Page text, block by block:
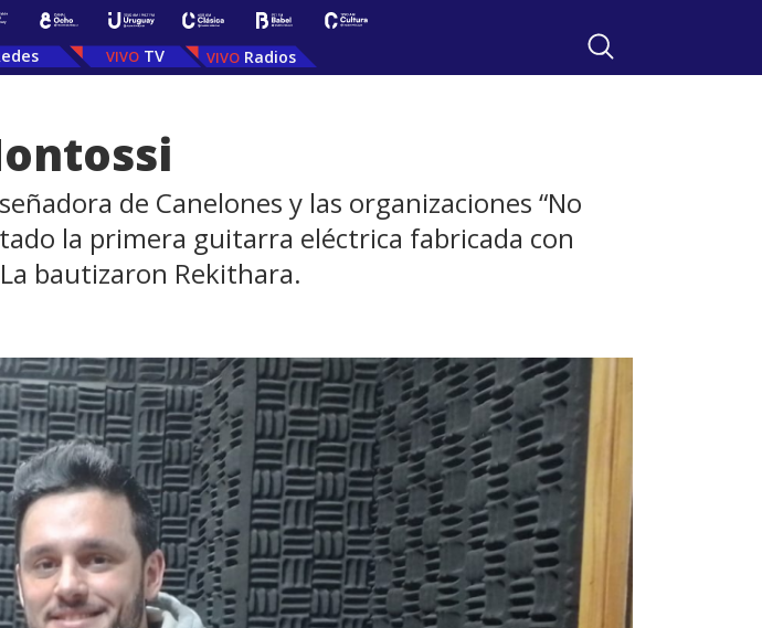
TV Radios
de Canelones y las organizaciones “No
la primera guitarra eléctrica fabricada con
bautizaron Rekithara.